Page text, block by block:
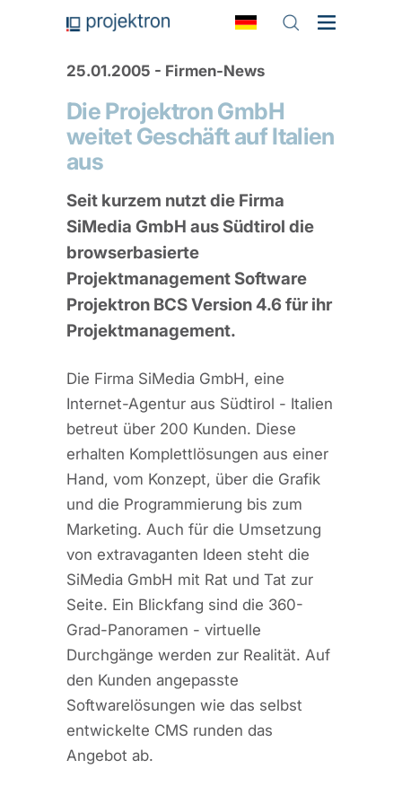
25.01.2005 - Firmen-News
Die Projektron GmbH
weitet Geschäft auf Italien
aus
Seit kurzem nutzt die Firma
SiMedia GmbH aus Südtirol die
browserbasierte
Projektmanagement Software
Projektron BCS Version 4.6 für ihr
Projektmanagement.
Die Firma SiMedia GmbH, eine
Internet-Agentur aus Südtirol - Italien
betreut über 200 Kunden. Diese
erhalten Komplettlösungen aus einer
Hand, vom Konzept, über die Grafik
und die Programmierung bis zum
Marketing. Auch für die Umsetzung
von extravaganten Ideen steht die
SiMedia GmbH mit Rat und Tat zur
Seite. Ein Blickfang sind die 360-
Grad-Panoramen - virtuelle
Durchgänge werden zur Realität. Auf
den Kunden angepasste
Softwarelösungen wie das selbst
entwickelte CMS runden das
Angebot ab.